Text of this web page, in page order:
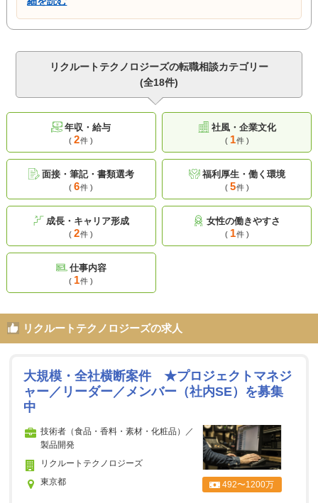
リクルートテクノロジーズの転職相談カテゴリー
(全18件)
年収・給与
(2件 )
社風・企業文化
( 1件 )
面接・筆記・書類選考
(6件 )
福利厚生・働く環境
( 5件 )
成長・キャリア形成
(2件 )
女性の働きやすさ
( 1件 )
仕事内容
( 1件 )
リクルートテクノロジーズの求人
大規模・全社横断案件 ★プロジェクトマネジ
ャー／リーダー／メンバー（社内SE）を募集
中
技術者（食品・香料・素材・化粧品）／
製品開発
リクルートテクノロジーズ
東京都
492〜1200万